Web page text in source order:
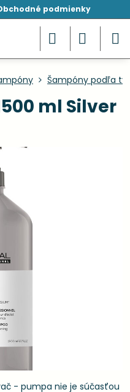
podmienky
Šampóny podľa
ml Silver
- pumpa nie je súčasťou